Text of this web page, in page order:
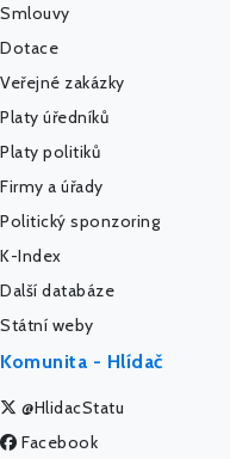
Smlouvy
Dotace
Veřejné zakázky
Platy úředníků
Platy politiků
Firmy a úřady
Politický sponzoring
K-Index
Další databáze
Státní weby
Komunita - Hlídač
@HlidacStatu
Facebook